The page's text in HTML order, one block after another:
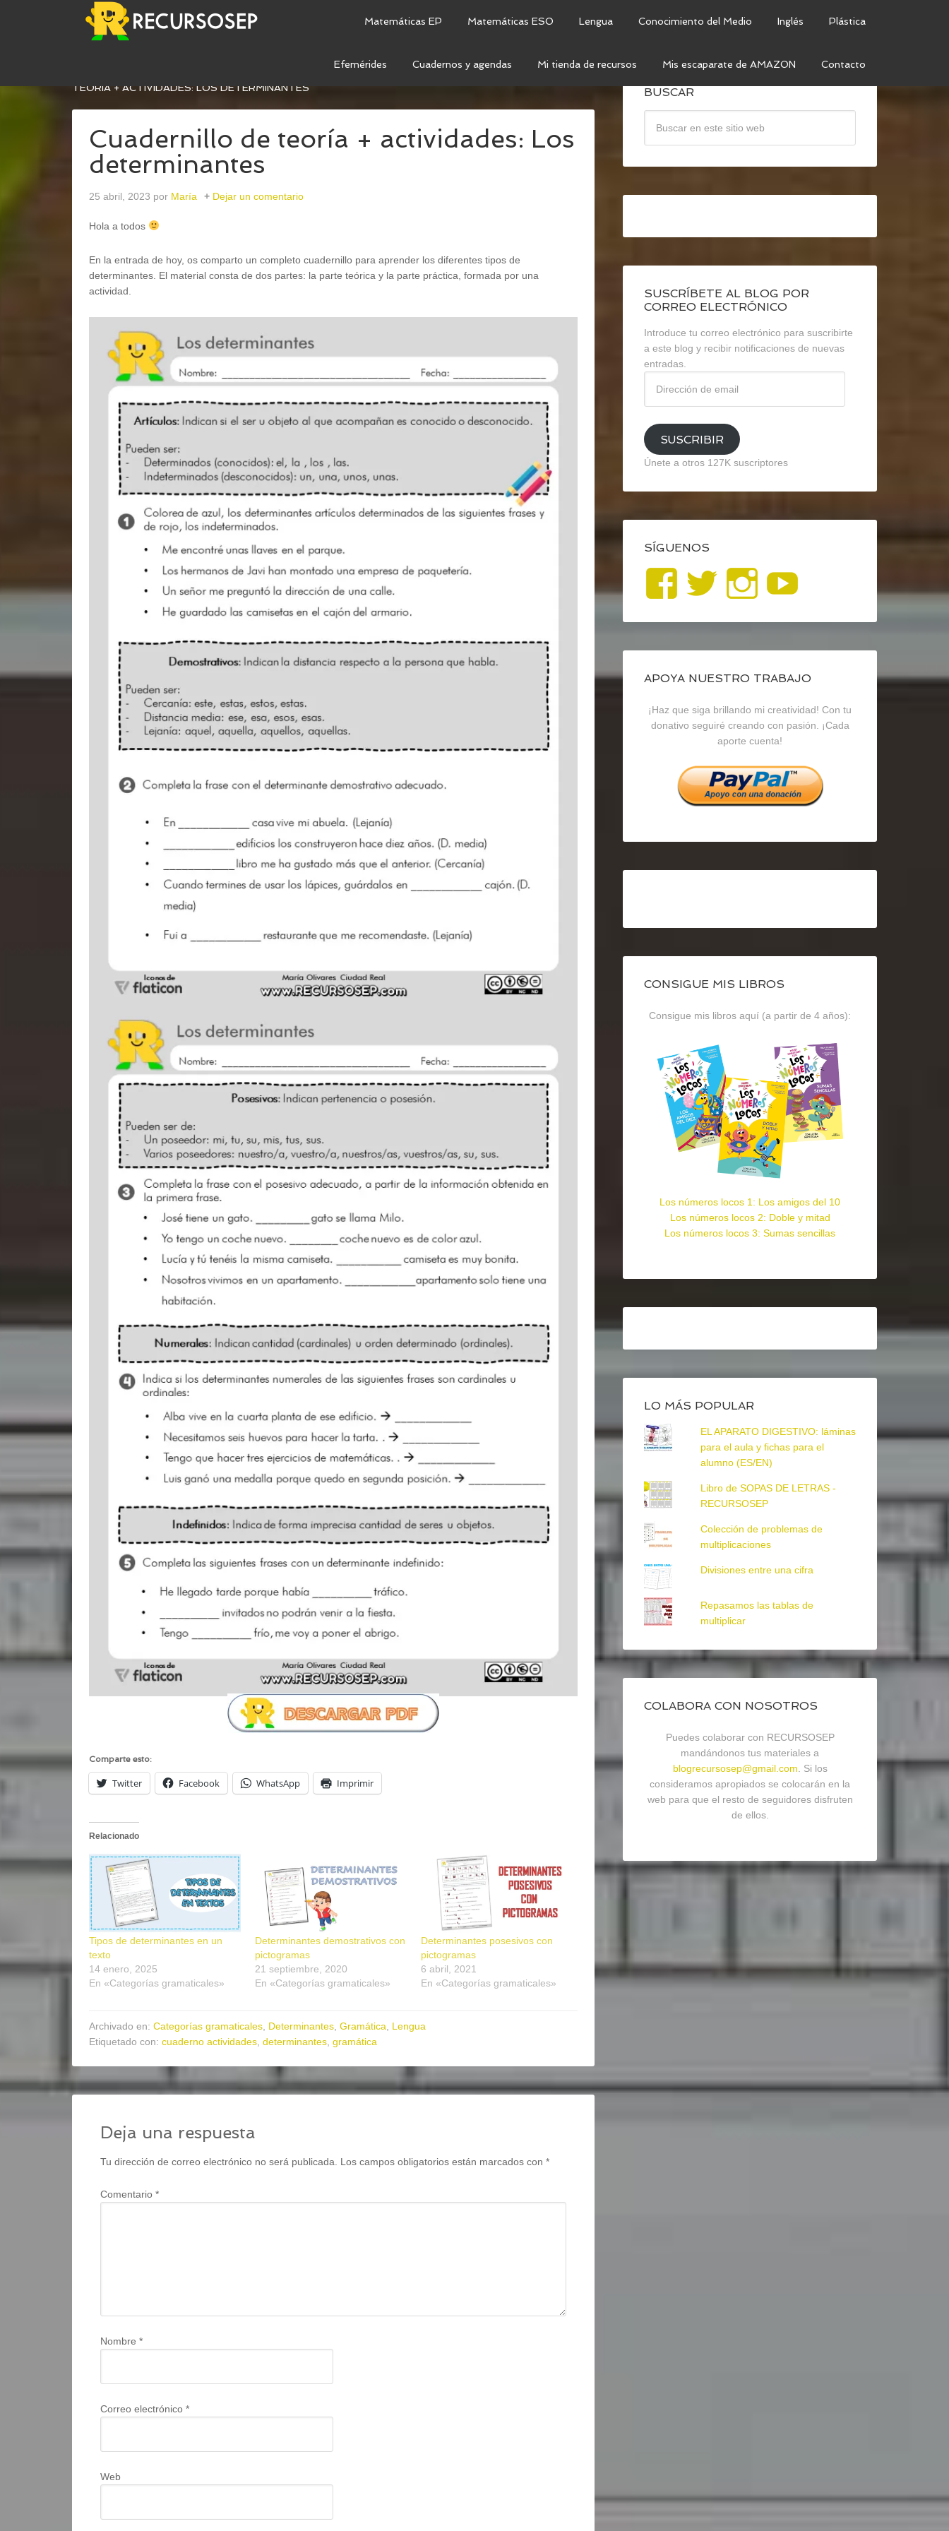
Matemáticas EP Matemáticas ESO Lengua Conocimiento del Medio Inglés Plástica
Efemérides Cuadernos y agendas Mi tienda de recursos Mis escaparate de AMAZON Contacto
CATEGORÍAS GRAMATICALES
TEORÍA + ACTIVIDADES: LOS DETERMINANTES
Cuadernillo de teoría + actividades: Los
determinantes
25 abril, 2023 por María Dejar un comentario
Hola a todos
En la entrada de hoy, os comparto un completo cuadernillo para aprender los diferentes tipos de
determinantes. El material consta de dos partes: la parte teórica y la parte práctica, formada por una
actividad.
Comparte esto:
Twitter Facebook WhatsApp Imprimir
Relacionado
Tipos de determinantes en un
texto
14 enero, 2025
En «Categorías gramaticales»
Determinantes demostrativos con
pictogramas
21 septiembre, 2020
En «Categorías gramaticales»
Determinantes posesivos con
pictogramas
6 abril, 2021
En «Categorías gramaticales»
Archivado en: Categorías gramaticales, Determinantes, Gramática, Lengua
Etiquetado con: cuaderno actividades, determinantes, gramática
Deja una respuesta
Tu dirección de correo electrónico no será publicada. Los campos obligatorios están marcados con *
Comentario *
Nombre *
Correo electrónico *
Web
BUSCAR
SUSCRÍBETE AL BLOG POR
CORREO ELECTRÓNICO
Introduce tu correo electrónico para suscribirte
a este blog y recibir notificaciones de nuevas
entradas.
email
SUSCRIBIR
Únete a otros 127K suscriptores
SÍGUENOS
Ver
perfil
de
blogrecursosep
en
Facebook
Ver
perfil
de
recursosep
en
Twitter
Ver
perfil
de
recursosep
en
Instagram
YouTube
APOYA NUESTRO TRABAJO
¡Haz que siga brillando mi creatividad! Con tu
donativo seguiré creando con pasión. ¡Cada
aporte cuenta!
CONSIGUE MIS LIBROS
Consigue mis libros aquí (a partir de 4 años):
Los números locos 1: Los amigos del 10
Los números locos 2: Doble y mitad
Los números locos 3: Sumas sencillas
LO MÁS POPULAR
EL APARATO DIGESTIVO: láminas
para el aula y fichas para el
alumno (ES/EN)
Libro de SOPAS DE LETRAS -
RECURSOSEP
Colección de problemas de
multiplicaciones
Divisiones entre una cifra
Repasamos las tablas de
multiplicar
COLABORA CON NOSOTROS
Puedes colaborar con RECURSOSEP
mandándonos tus materiales a
blogrecursosep@gmail.com . Si los
consideramos apropiados se colocarán en la
web para que el resto de seguidores disfruten
de ellos.